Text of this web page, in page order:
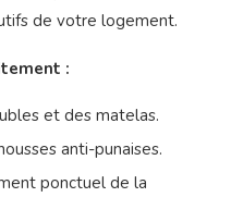
de votre logement.
:
et des matelas.
anti-punaises.
ponctuel de la